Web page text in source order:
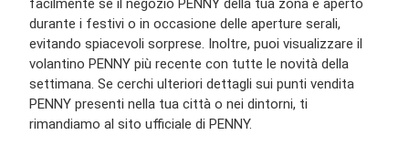
facilmente se il negozio PENNY della tua zona è aperto
durante i festivi o in occasione delle aperture serali,
evitando spiacevoli sorprese. Inoltre, puoi visualizzare il
volantino PENNY più recente con tutte le novità della
settimana. Se cerchi ulteriori dettagli sui punti vendita
PENNY presenti nella tua città o nei dintorni, ti
rimandiamo al sito ufficiale di PENNY.